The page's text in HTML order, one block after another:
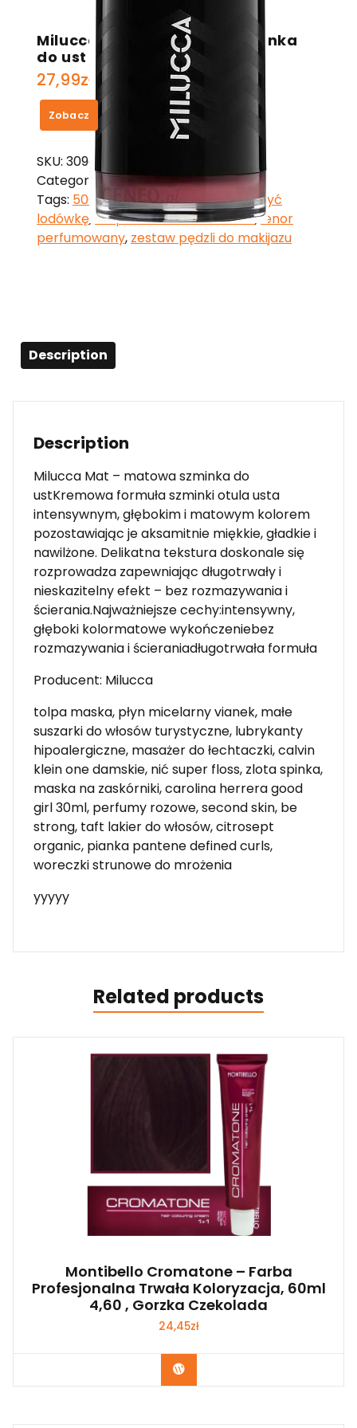
Milucca Lipstick Mat 617 szminka
do ust 3,5g
27,99zł
Zobacz
SKU: 309a934d496c
Category:Milucca
Tags: 506,bezowe skarpety,czym myć
lodówkę, empik kubek z nadrukiem,lenor
perfumowany, zestaw pędzli do makijazu
Description
Description
Milucca Mat – matowa szminka do
ustKremowa formuła szminki otula usta
intensywnym, głębokim i matowym kolorem
pozostawiając je aksamitnie miękkie, gładkie i
nawilżone. Delikatna tekstura doskonale się
rozprowadza zapewniając długotrwały i
nieskazitelny efekt – bez rozmazywania i
ścierania.Najważniejsze cechy:intensywny,
głęboki kolormatowe wykończeniebez
rozmazywania i ścieraniadługotrwała formuła
Producent: Milucca
tolpa maska, płyn micelarny vianek, małe
suszarki do włosów turystyczne, lubrykanty
hipoalergiczne, masażer do łechtaczki, calvin
klein one damskie, nić super floss, zlota spinka,
maska na zaskórniki, carolina herrera good
girl 30ml, perfumy rozowe, second skin, be
strong, taft lakier do włosów, citrosept
organic, pianka pantene defined curls,
woreczki strunowe do mrożenia
yyyyy
Related products
Montibello Cromatone – Farba
Profesjonalna Trwała Koloryzacja, 60ml
4,60 , Gorzka Czekolada
24,45zł
Zobacz